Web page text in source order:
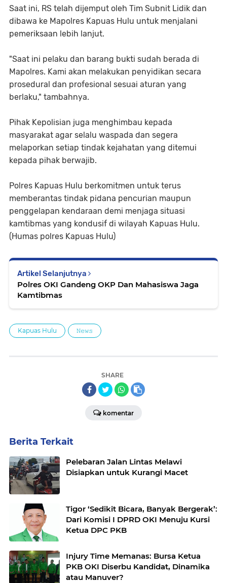
Saat ini, RS telah dijemput oleh Tim Subnit Lidik dan
dibawa ke Mapolres Kapuas Hulu untuk menjalani
pemeriksaan lebih lanjut.
"Saat ini pelaku dan barang bukti sudah berada di
Mapolres. Kami akan melakukan penyidikan secara
prosedural dan profesional sesuai aturan yang
berlaku," tambahnya.
Pihak Kepolisian juga menghimbau kepada
masyarakat agar selalu waspada dan segera
melaporkan setiap tindak kejahatan yang ditemui
kepada pihak berwajib.
Polres Kapuas Hulu berkomitmen untuk terus
memberantas tindak pidana pencurian maupun
penggelapan kendaraan demi menjaga situasi
kamtibmas yang kondusif di wilayah Kapuas Hulu.
(Humas polres Kapuas Hulu)
Artikel Selanjutnya
Polres OKI Gandeng OKP Dan Mahasiswa Jaga
Kamtibmas
Kapuas Hulu 𝙽𝚎𝚠𝚜
SHARE
komentar
Berita Terkait
Pelebaran Jalan Lintas Melawi
Disiapkan untuk Kurangi Macet
Tigor ‘Sedikit Bicara, Banyak Bergerak’:
Dari Komisi I DPRD OKI Menuju Kursi
Ketua DPC PKB
Injury Time Memanas: Bursa Ketua
PKB OKI Diserbu Kandidat, Dinamika
atau Manuver?